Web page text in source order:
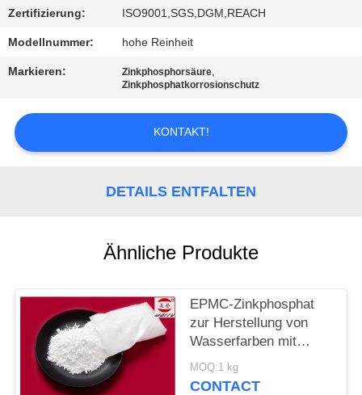
MIT
UNS
UM
EIN
POLICY
Zertifizierung: ISO9001,SGS,DGM,REACH
Modellnummer: hohe Reinheit
Markieren: Zinkphosphorsäure,
Zinkphosphatkorrosionschutz
KONTAKT!
DETAILS ENTFALTEN
Ähnliche Produkte
EPMC-Zinkphosphat
zur Herstellung von
Wasserfarben mit
niedrigem
Schwermetallgehalt an
MOQ:1 kg
CONTACT